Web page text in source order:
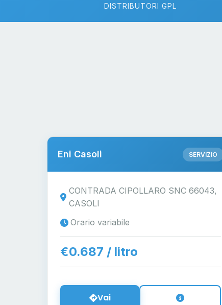
DISTRIBUTORI GPL
Eni Casoli SERVIZIO
CONTRADA CIPOLLARO SNC 66043,
CASOLI
Orario variabile
€0.687 / litro
Vai